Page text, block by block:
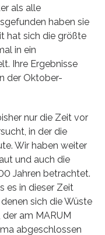
als alle
haben sie
hat sich die größte
in ein
Ihre Ergebnisse
der Oktober-
nur die Zeit vor
in der die
Wir haben weiter
und auch die
Jahren betrachtet.
es in dieser Zeit
sich die Wüste
der am MARUM
abgeschlossen